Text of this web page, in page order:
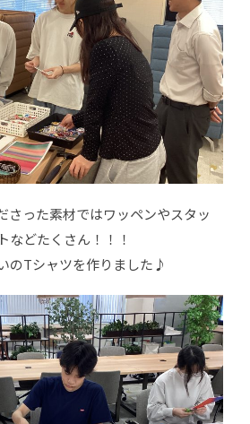
さった素材ではワッペンやスタッ
などたくさん！！！
のTシャツを作りました♪